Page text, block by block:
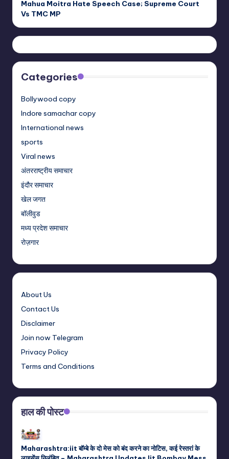
Mahua Moitra Hate Speech Case; Supreme Court
Vs TMC MP
Categories
Bollywood copy
Indore samachar copy
International news
sports
Viral news
अंतरराष्ट्रीय समाचार
इंदौर समाचार
खेल जगत
बॉलीवुड
मध्य प्रदेश समाचार
रोज़गार
About Us
Contact Us
Disclaimer
Join now Telegram
Privacy Policy
Terms and Conditions
हाल की पोस्ट
Maharashtra:iit बॉम्बे के दो मेस को बंद करने का नोटिस, कई रेस्तरां के